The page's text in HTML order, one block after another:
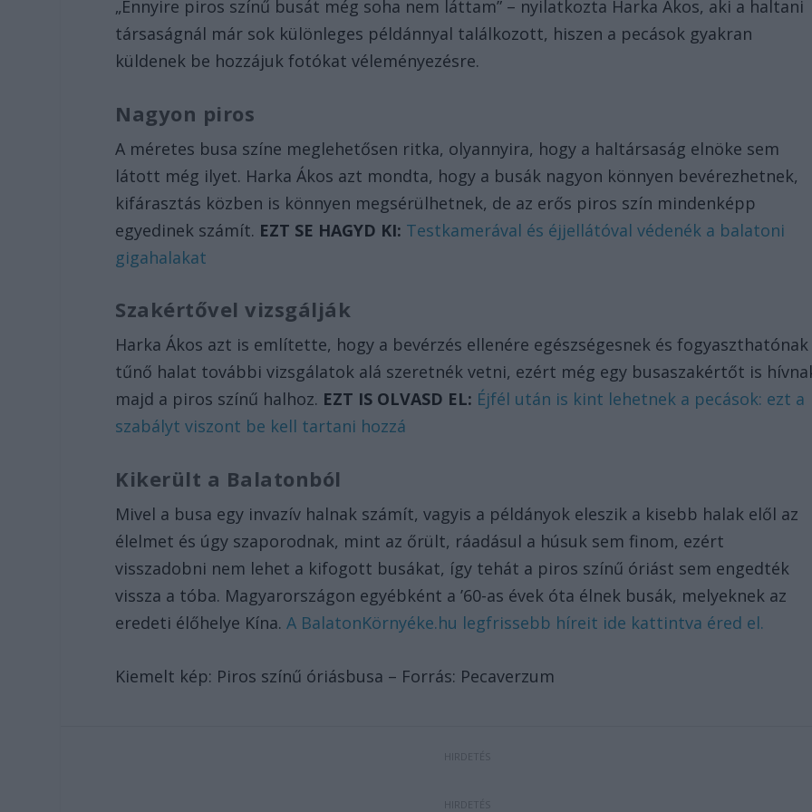
„Ennyire piros színű busát még soha nem láttam” – nyilatkozta Harka Ákos, aki a haltani
társaságnál már sok különleges példánnyal találkozott, hiszen a pecások gyakran
küldenek be hozzájuk fotókat véleményezésre.
Nagyon piros
A méretes busa színe meglehetősen ritka, olyannyira, hogy a haltársaság elnöke sem
látott még ilyet. Harka Ákos azt mondta, hogy a busák nagyon könnyen bevérezhetnek,
kifárasztás közben is könnyen megsérülhetnek, de az erős piros szín mindenképp
egyedinek számít. EZT SE HAGYD KI: Testkamerával és éjjellátóval védenék a balatoni
gigahalakat
Szakértővel vizsgálják
Harka Ákos azt is említette, hogy a bevérzés ellenére egészségesnek és fogyaszthatónak
tűnő halat további vizsgálatok alá szeretnék vetni, ezért még egy busaszakértőt is
majd a piros színű halhoz. EZT IS OLVASD EL: Éjfél után is kint lehetnek a pecások: ezt a
szabályt viszont be kell tartani hozzá
Kikerült a Balatonból
Mivel a busa egy invazív halnak számít, vagyis a példányok eleszik a kisebb halak elől az
élelmet és úgy szaporodnak, mint az őrült, ráadásul a húsuk sem finom, ezért
visszadobni nem lehet a kifogott busákat, így tehát a piros színű óriást sem engedték
vissza a tóba. Magyarországon egyébként a ’60-as évek óta élnek busák, melyeknek az
eredeti élőhelye Kína.A BalatonKörnyéke.hu legfrissebb híreit ide kattintva éred el.
Kiemelt kép: Piros színű óriásbusa – Forrás: Pecaverzum